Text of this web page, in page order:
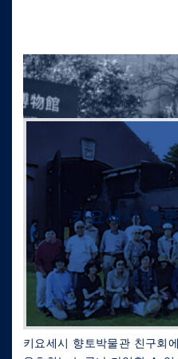
키요세시 향
키요세시 향토박물관 친구회